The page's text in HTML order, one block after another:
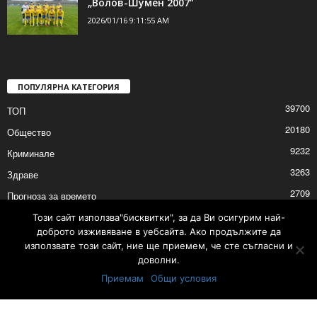
2026/01/16 9:11:55 AM
ПОПУЛЯРНА КАТЕГОРИЯ
ТОП
39700
Общество
20180
Криминале
9232
Здраве
3263
Прогноза за времето
2709
Политика
Култура
Този сайт използва"бисквитки", за да Ви осигурим най-
доброто изживяване в уебсайта. Ако продължите да
използвате този сайт, ние ще приемем, че сте съгласни и
доволни.
Приемам
Общи условия